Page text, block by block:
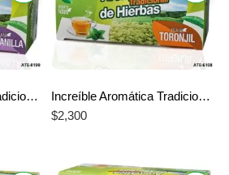
Increíble Aromática Tradicional de Manzanilla Herbar – El Mejor Sabor Único y Relajante Increíble Aromática Tradicional de Toronjil Herbar – El Mejor Sabor Único y Relajante
$2,300